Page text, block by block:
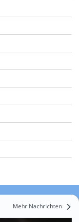
Mehr Nachrichten